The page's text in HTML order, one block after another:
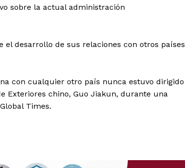
sobre la actual administración
el desarrollo de sus relaciones con otros países
con cualquier otro país nunca estuvo dirigido
Exteriores chino, Guo Jiakun, durante una
Times.